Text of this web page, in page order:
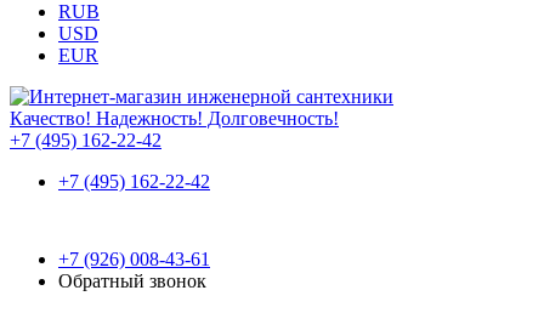
RUB
USD
EUR
Качество! Надежность! Долговечность!
+7 (495) 162-22-42
+7 (495) 162-22-42
+7 (926) 008-43-61
Обратный звонок